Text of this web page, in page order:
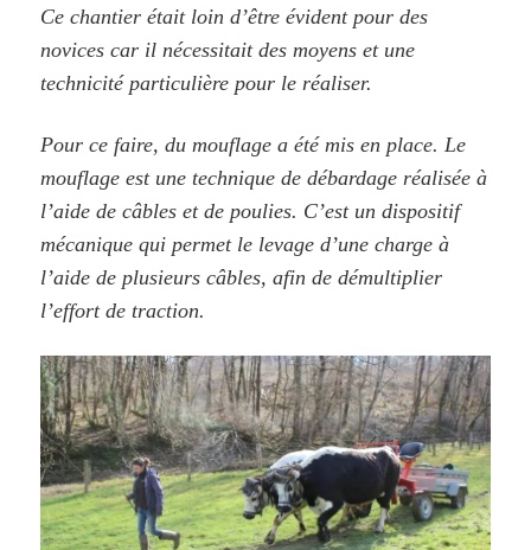
Ce chantier était loin d’être évident pour des
novices car il nécessitait des moyens et une
technicité particulière pour le réaliser.
Pour ce faire, du mouflage a été mis en place. Le
mouflage est une technique de débardage réalisée à
l’aide de câbles et de poulies. C’est un dispositif
mécanique qui permet le levage d’une charge à
l’aide de plusieurs câbles, afin de démultiplier
l’effort de traction.